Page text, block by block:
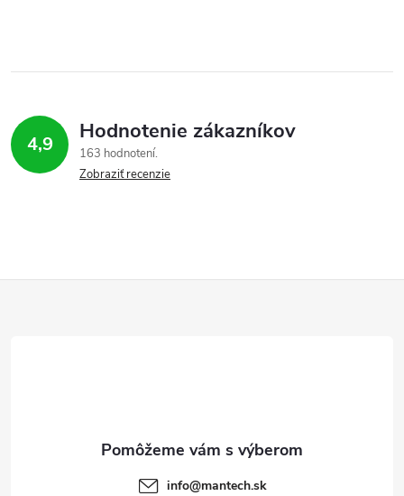
4,9 Hodnotenie zákazníkov
163 hodnotení
Zobraziť recenzie
info@mantech.sk